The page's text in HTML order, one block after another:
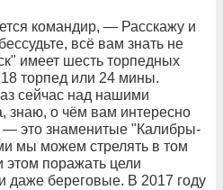
командир, — Расскажу и
всё вам знать не
имеет шесть торпедных
торпед или 24 мины.
сейчас над нашими
знаю, о чём вам интересно
— это знаменитые "Калибры-
мы можем стрелять в том
этом поражать цели
даже береговые. В 2017 году